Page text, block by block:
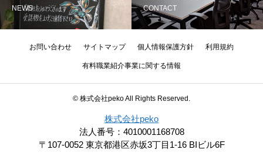
NEWS CONTACT
お問い合わせ サイトマップ 個人情報保護方針 利用規約
有料職業紹介事業に関する情報
© 株式会社peko All Rights Reserved.
株式会社peko
法人番号：4010001168708
〒107-0052 東京都港区赤坂3丁目1-16 BIビル6F